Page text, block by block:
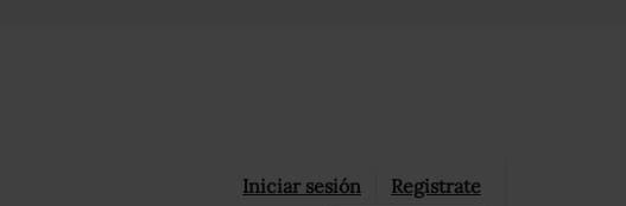
Iniciar sesión Registrate